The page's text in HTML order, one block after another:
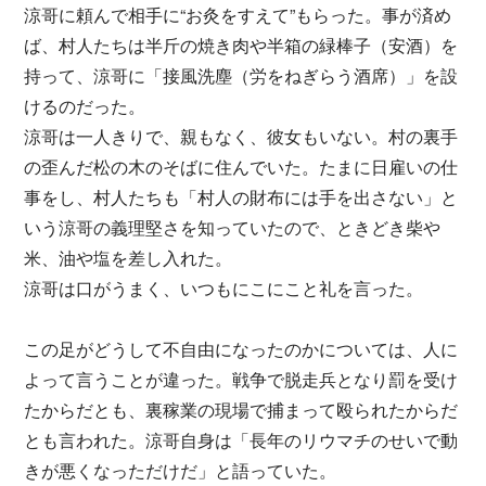
涼哥に頼んで相手に“お灸をすえて”もらった。事が済め
ば、村人たちは半斤の焼き肉や半箱の緑棒子（安酒）を
持って、涼哥に「接風洗塵（労をねぎらう酒席）」を設
けるのだった。
涼哥は一人きりで、親もなく、彼女もいない。村の裏手
の歪んだ松の木のそばに住んでいた。たまに日雇いの仕
事をし、村人たちも「村人の財布には手を出さない」と
いう涼哥の義理堅さを知っていたので、ときどき柴や
米、油や塩を差し入れた。
涼哥は口がうまく、いつもにこにこと礼を言った。
この足がどうして不自由になったのかについては、人に
よって言うことが違った。戦争で脱走兵となり罰を受け
たからだとも、裏稼業の現場で捕まって殴られたからだ
とも言われた。涼哥自身は「長年のリウマチのせいで動
きが悪くなっただけだ」と語っていた。